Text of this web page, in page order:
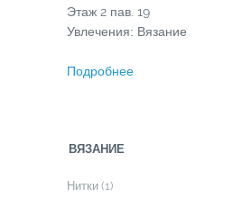
Этаж 2 пав. 19
Увлечения: Вязание
Подробнее
ВЯЗАНИЕ
Нитки (1)